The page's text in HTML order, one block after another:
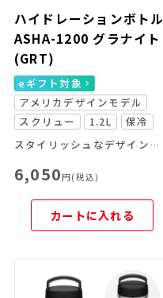
ハイドレーションボトル
ASHA-1200 グラナイト
(GRT)
eギフト対象
アメリカデザインモデル
スクリュー
1.2L
保冷
スタイリッシュなデザインの大容量ボトル
6,050円(税込)
カートに入れる